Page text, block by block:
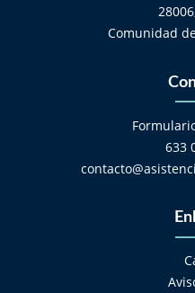
Comunidad
633